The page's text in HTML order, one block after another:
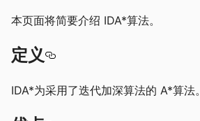
本页面将简要介绍 IDA*算法。
定义
IDA*为采用了迭代加深算法的 A*算法。